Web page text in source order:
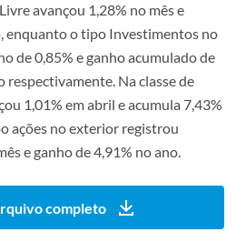
avançou 1,28% no mês e
enquanto o tipo Investimentos no
de 0,85% e ganho acumulado de
respectivamente. Na classe de
1,01% em abril e acumula 7,43%
ações no exterior registrou
e ganho de 4,91% no ano.
completo